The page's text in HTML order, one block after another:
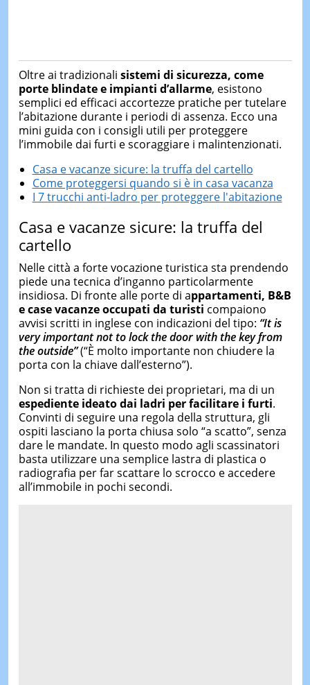
Oltre ai tradizionali sistemi di sicurezza, come
porte blindate e impianti d’allarme, esistono
semplici ed efficaci accortezze pratiche per tutelare
l’abitazione durante i periodi di assenza. Ecco una
mini guida con i consigli utili per proteggere
l’immobile dai furti e scoraggiare i malintenzionati.
Casa e vacanze sicure: la truffa del cartello
Come proteggersi quando si è in casa vacanza
I 7 trucchi anti-ladro per proteggere l'abitazione
Casa e vacanze sicure: la truffa del
cartello
Nelle città a forte vocazione turistica sta prendendo
piede una tecnica d’inganno particolarmente
insidiosa. Di fronte alle porte di appartamenti, B&B
e case vacanze occupati da turisti compaiono
avvisi scritti in inglese con indicazioni del tipo: “It is
very important not to lock the door with the key from
the outside”(“È molto importante non chiudere la
porta con la chiave dall’esterno”).
Non si tratta di richieste dei proprietari, ma di un
espediente ideato dai ladri per facilitare i furti.
Convinti di seguire una regola della struttura, gli
ospiti lasciano la porta chiusa solo “a scatto”, senza
dare le mandate. In questo modo agli scassinatori
basta utilizzare una semplice lastra di plastica o
radiografia per far scattare lo scrocco e accedere
all’immobile in pochi secondi.